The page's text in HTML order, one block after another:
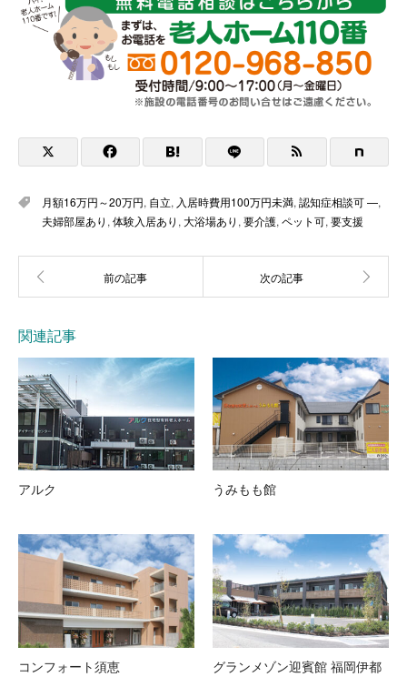
月額16万円～20万円, 自立, 入居時費用100万円未満, 認知症相談可 —,
夫婦部屋あり , 体験入居あり , 大浴場あり , 要介護, ペット可, 要支援
関連記事
アルク うみもも館
コンフォート須恵 グランメゾン迎賓館 福岡伊都